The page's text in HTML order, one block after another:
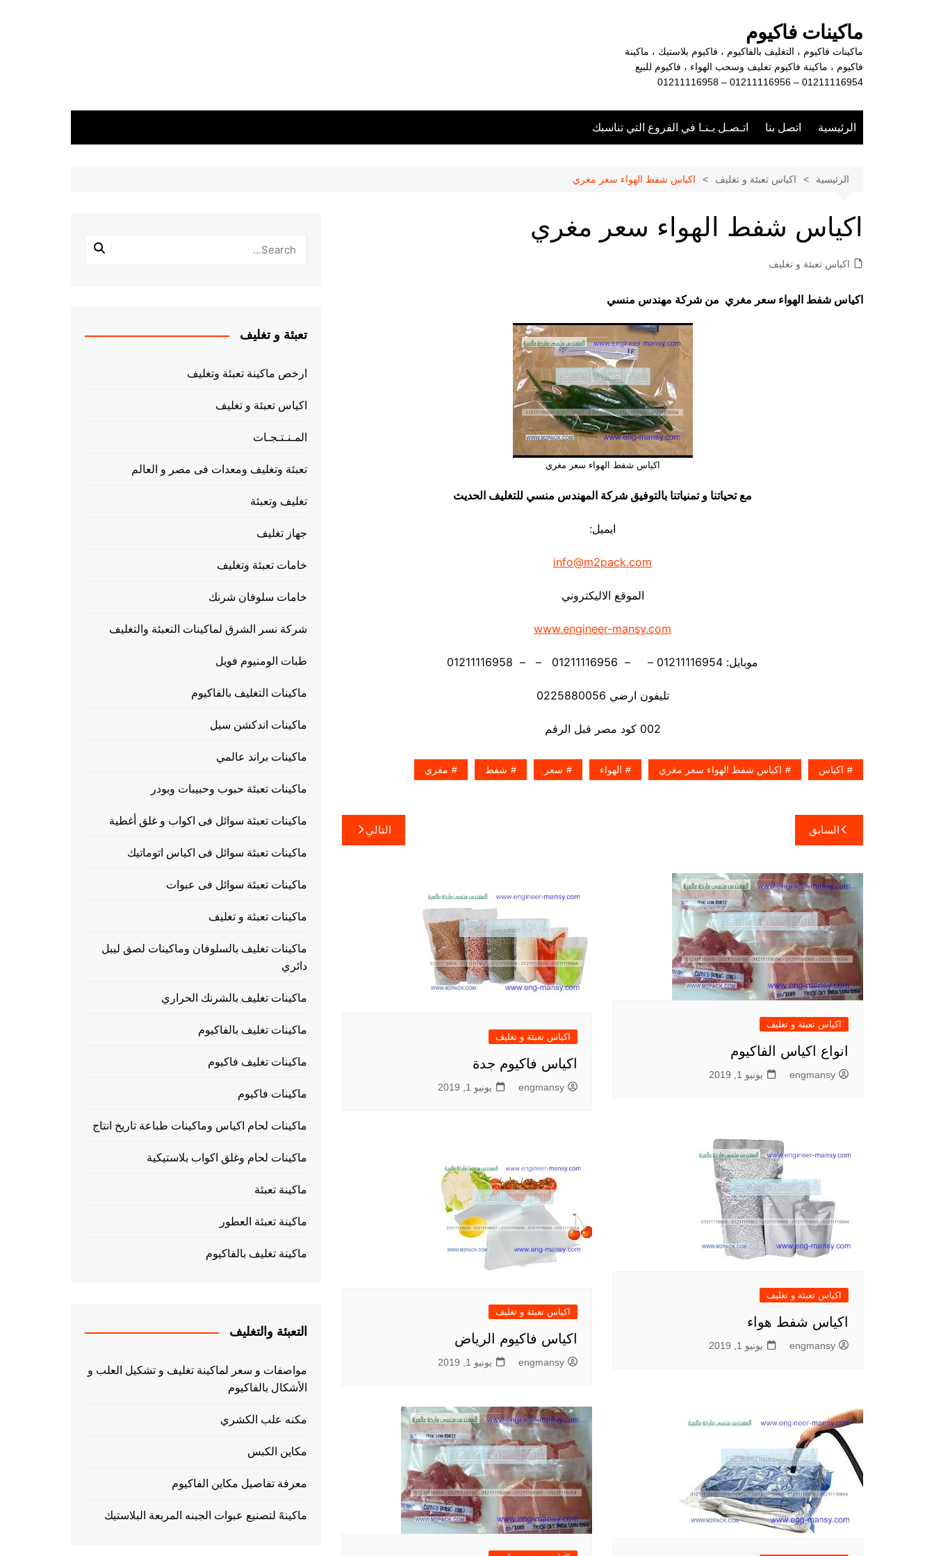
ماكينات فاكيوم
ماكينات فاكيوم ، التغليف بالفاكيوم ، فاكيوم بلاستيك ، ماكينة
فاكيوم ، ماكينة فاكيوم تغليف وسحب الهواء ، فاكيوم للبيع
01211116954 – 01211116956 – 01211116958
الرئيسية اتصل بنا اتـصـل بـنـا في الفروع التي تناسبك
الرئيسية اكياس تعبئة و تغليف اكياس شفط الهواء سعر مغري
اكياس شفط الهواء سعر مغري
اكياس تعبئة و تغليف
اكياس شفط الهواء سعر مغري من شركة مهندس منسي
اكياس شفط الهواء سعر مغري
مع تحياتنا و تمنياتنا بالتوفيق شركة المهندس منسي للتغليف الحديث
ايميل:
info@m2pack.com
الموقع الاليكتروني
www.engineer-mansy.com
موبايل: 01211116954 – – 01211116956 – – 01211116958
تليفون ارضي 0225880056
002 كود مصر قبل الرقم
اكياس اكياس شفط الهواء سعر مغري الهواء سعر شفط مغري
تصفّح
المقالات
السابق التالي
اكياس تعبئة و تغليف
انواع اكياس الفاكيوم
engmansy يونيو 1, 2019
اكياس تعبئة و تغليف
اكياس فاكيوم جدة
engmansy يونيو 1, 2019
اكياس تعبئة و تغليف
اكياس شفط هواء
engmansy يونيو 1, 2019
اكياس تعبئة و تغليف
اكياس فاكيوم الرياض
engmansy يونيو 1, 2019
تعبئة و تغليف
ارخص ماكينة تعبئة وتغليف
اكياس تعبئة و تغليف
المـنـتـجـات
تعبئة وتغليف ومعدات فى مصر و العالم
تغليف وتعبئة
جهاز تغليف
خامات تعبئة وتغليف
خامات سلوفان شرنك
شركة نسر الشرق لماكينات التعبئة والتغليف
طبات الومنيوم فويل
ماكينات التغليف بالفاكيوم
ماكينات اندكشن سيل
ماكينات براند عالمي
ماكينات تعبئة حبوب وحبيبات وبودر
ماكينات تعبئة سوائل فى اكواب و غلق أغطية
ماكينات تعبئة سوائل فى اكياس اتوماتيك
ماكينات تعبئة سوائل فى عبوات
ماكينات تعبئة و تغليف
ماكينات تغليف بالسلوفان وماكينات لصق ليبل
دائري
ماكينات تغليف بالشرنك الحراري
ماكينات تغليف بالفاكيوم
ماكينات تغليف فاكيوم
ماكينات فاكيوم
ماكينات لحام اكياس وماكينات طباعة تاريخ انتاج
ماكينات لحام وغلق اكواب بلاستيكية
ماكينة تعبئة
ماكينة تعبئة العطور
ماكينة تغليف بالفاكيوم
التعبئة والتغليف
مواصفات و سعر لماكينة تغليف و تشكيل العلب و
الأشكال بالفاكيوم
مكنه علب الكشري
مكاين الكبس
معرفة تفاصيل مكاين الفاكيوم
ماكينهً لتصنيع عبوات الجبنه المربعة البلاستيك